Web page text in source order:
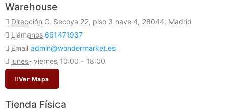
Warehouse
Dirección C. Secoya 22, piso 3 nave 4, 28044, Madrid
Llámanos 661471937
Email admin@wondermarket.es
lunes- viernes 10:00 - 18:00
Ver Mapa
Tienda Física